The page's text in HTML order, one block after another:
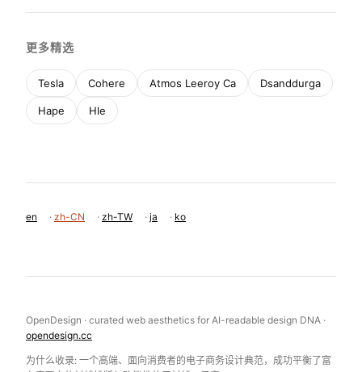
更多精选
Tesla Cohere Atmos Leeroy Ca Dsanddurga
Hape Hle
en · zh-CN · zh-TW · ja · ko
OpenDesign · curated web aesthetics for AI-readable design DNA ·
opendesign.cc
为什么收录: 一个高端、面向消费者的电子商务设计典范，成功平衡了富